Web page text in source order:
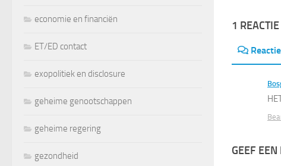
1 REACTIE
GEEF EEN
economie en financiën
ET/ED contact
exopolitiek en disclosure
geheime genootschappen
geheime regering
gezondheid